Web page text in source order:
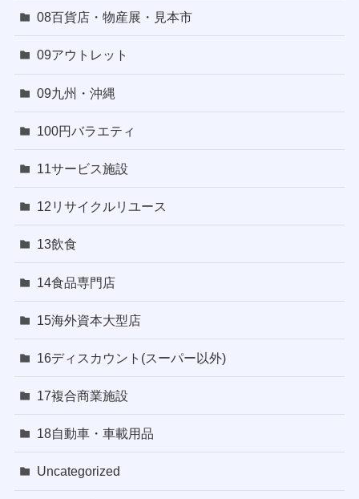
08百貨店・物産展・見本市
09アウトレット
09九州・沖縄
100円バラエティ
11サービス施設
12リサイクルリユース
13飲食
14食品専門店
15海外資本大型店
16ディスカウント(スーパー以外)
17複合商業施設
18自動車・車載用品
Uncategorized